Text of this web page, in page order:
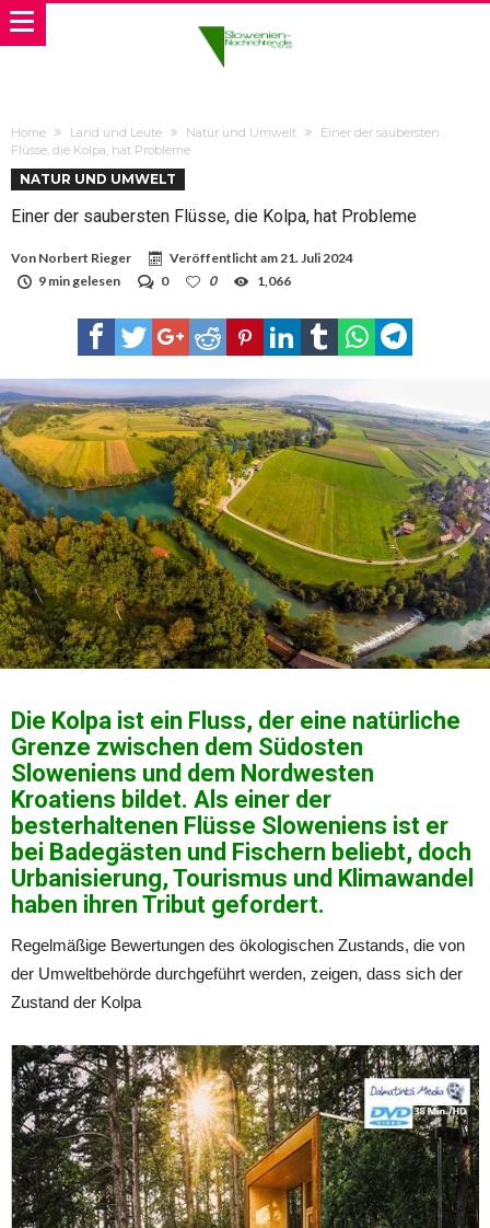
Home Land und Leute Natur und Umwelt
Einer der saubersten
Flüsse, die Kolpa, hat Probleme
NATUR UND UMWELT
Einer der saubersten Flüsse, die Kolpa, hat Probleme
Von Norbert Rieger Veröffentlicht am21. Juli 2024
9 min gelesen
0 0 1,066
Die Kolpa ist ein Fluss, der eine natürliche
Grenze zwischen dem Südosten
Sloweniens und dem Nordwesten
Kroatiens bildet. Als einer der
besterhaltenen Flüsse Sloweniens ist er
bei Badegästen und Fischern beliebt, doch
Urbanisierung, Tourismus und Klimawandel
haben ihren Tribut gefordert.
Regelmäßige Bewertungen des ökologischen Zustands, die von
der Umweltbehörde durchgeführt werden, zeigen, dass sich der
Zustand der Kolpa